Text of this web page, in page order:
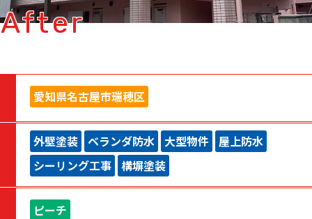
After
愛知県名古屋市瑞穂区
外壁塗装 ベランダ防水 大型物件
屋上防水
シーリング工事 構塀塗装
ピーチ